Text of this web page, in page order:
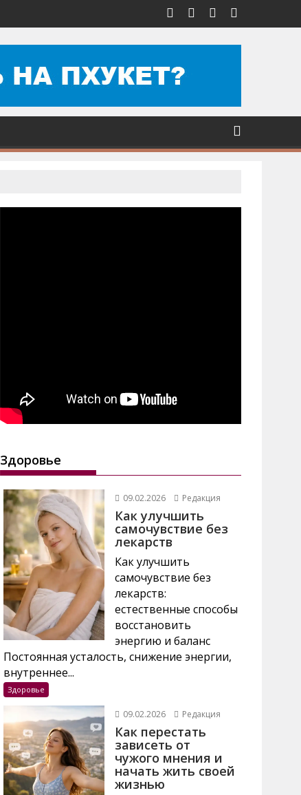
Здоровье
09.02.2026 Редакция
Как улучшить
самочувствие без
лекарств
Как улучшить
самочувствие без
лекарств:
естественные способы
восстановить
энергию и баланс
Постоянная усталость, снижение энергии,
внутреннее...
Здоровье
09.02.2026 Редакция
Как перестать
зависеть от
чужого мнения и
начать жить своей
жизнью